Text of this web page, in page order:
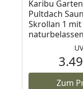
Karibu
Pultdach
Skrollan 1
naturbelassen
Zum